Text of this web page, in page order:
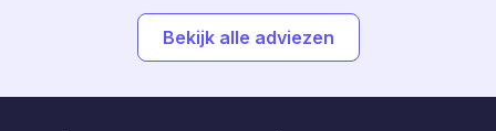
Bekijk alle adviezen